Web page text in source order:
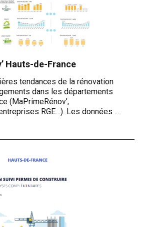
Hauts-de-France
tendances de la rénovation
dans les départements
(MaPrimeRénov’,
RGE…). Les données ...